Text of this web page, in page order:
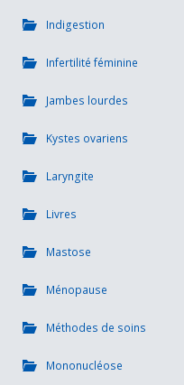
Indigestion
Infertilité féminine
Jambes lourdes
Kystes ovariens
Laryngite
Livres
Mastose
Ménopause
Méthodes de soins
Mononucléose